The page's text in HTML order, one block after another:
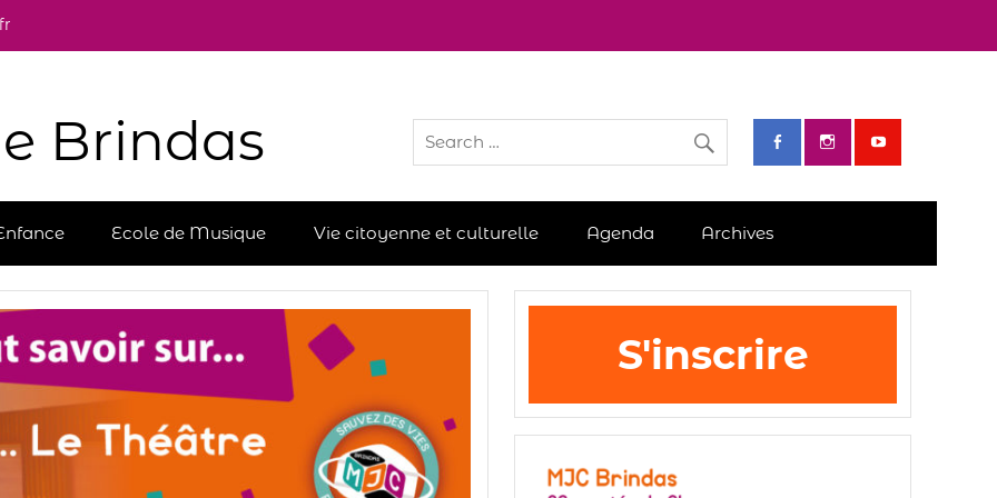
Brindas
Ecole de Musique Vie citoyenne et culturelle Agenda Archives
S'inscrire